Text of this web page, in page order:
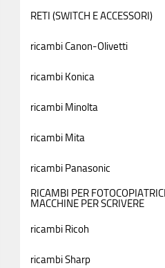
RETI (SWITCH E ACCESSORI)
ricambi Canon-Olivetti
ricambi Konica
ricambi Minolta
ricambi Mita
ricambi Panasonic
RICAMBI PER
MACCHINE PER SCRIVERE
ricambi Ricoh
ricambi Sharp